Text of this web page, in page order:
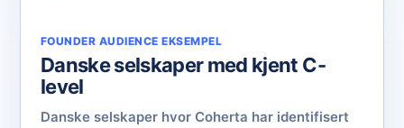
FOUNDER AUDIENCE EKSEMPEL
Danske selskaper med kjent C-
level
Danske selskaper hvor Coherta har identifisert